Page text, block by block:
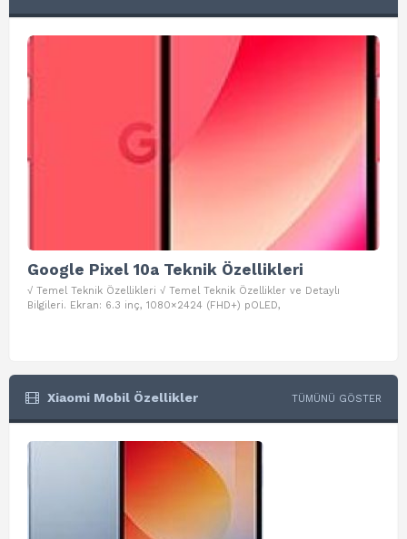
Google Pixel 10a Teknik Özellikleri
√ Temel Teknik Özellikleri √ Temel Teknik Özellikler ve Detaylı
Bilgileri. Ekran: 6.3 inç, 1080×2424 (FHD+) pOLED,
Xiaomi Mobil Özellikler TÜMÜNÜ GÖSTER